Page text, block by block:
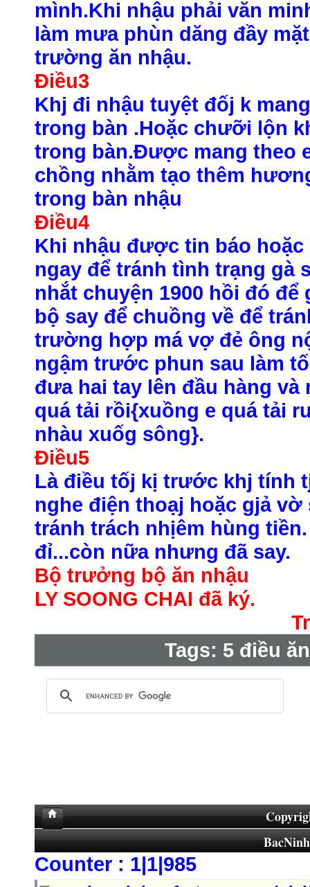
mình.Khi nhậu phải văn
làm mưa phùn dăng đầy
trường ăn nhậu.
Điều3
Khj đi nhậu tuyệt đốj k
trong bàn .Hoặc chưỡi lộn
trong bàn.Được mang theo
chồng nhằm tạo thêm
trong bàn nhậu
Điều4
Khi nhậu được tin báo
ngay để tránh tình trạng gà
nhắt chuyện 1900 hồi đó
bộ say để chuồng về để
trường hợp má vợ đẻ ông
ngậm trước phun sau làm
đưa hai tay lên đầu hàng và
quá tải rồi{xuồng e quá tải
nhàu xuốg sông}.
Điều5
Là điều tốj kị trước khj tính
nghe điện thoạj hoặc gjả
tránh trách nhịêm hùng
đỉ...còn nữa nhưng đã say.
Bộ trưởng bộ ăn nhậu
LY SOONG CHAI đã ký.
Tags: 5 điều
Counter : 1|1|985